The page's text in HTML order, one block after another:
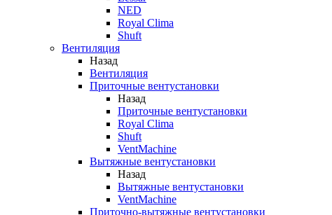
NED
Royal Clima
Shuft
Вентиляция
Назад
Вентиляция
Приточные вентустановки
Назад
Приточные вентустановки
Royal Clima
Shuft
VentMachine
Вытяжные вентустановки
Назад
Вытяжные вентустановки
VentMachine
Приточно-вытяжные вентустановки